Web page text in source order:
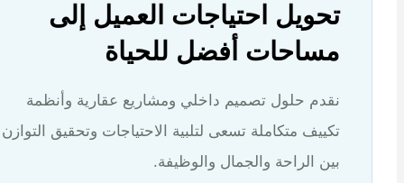
تحويل احتياجات العميل إلى
مساحات أفضل للحياة
نقدم حلول تصميم داخلي ومشاريع عقارية وأنظمة
تكييف متكاملة تسعى لتلبية الاحتياجات وتحقيق التوازن
بين الراحة والجمال والوظيفة.